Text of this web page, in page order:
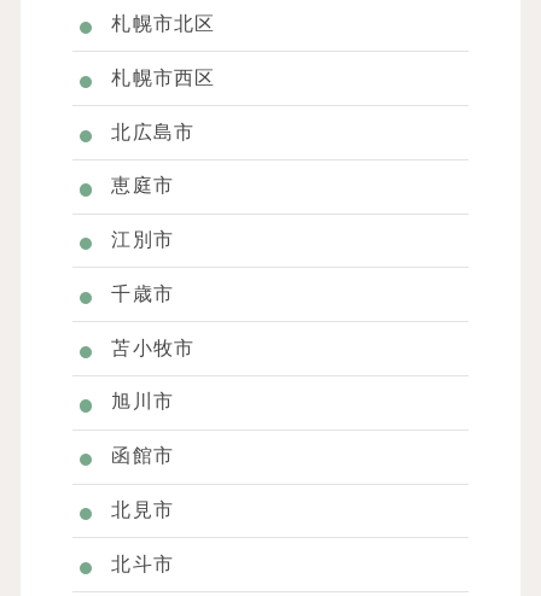
札幌市北区
札幌市西区
北広島市
恵庭市
江別市
千歳市
苫小牧市
旭川市
函館市
北見市
北斗市